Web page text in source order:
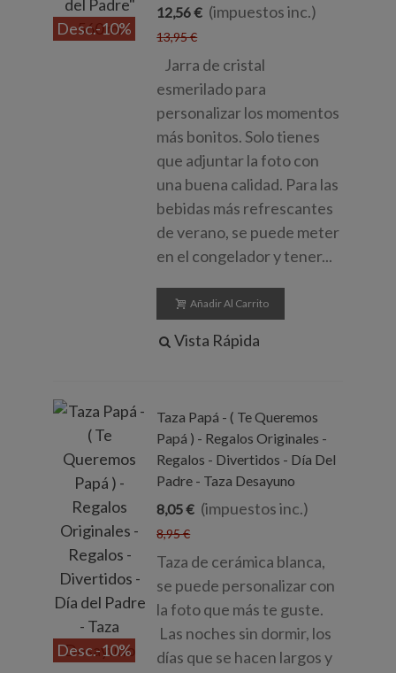
Desc.-10%
12,56 € (impuestos inc.)
13,95 €
Jarra de cristal
esmerilado para
personalizar los momentos
más bonitos. Solo tienes
que adjuntar la foto con
una buena calidad. Para las
bebidas más refrescantes
de verano, se puede meter
en el congelador y tener...
Añadir Al Carrito
Vista Rápida
Desc.-10%
Taza Papá - ( Te Queremos
Papá ) - Regalos Originales -
Regalos - Divertidos - Día Del
Padre - Taza Desayuno
8,05 € (impuestos inc.)
8,95 €
Taza de cerámica blanca,
se puede personalizar con
la foto que más te guste.
Las noches sin dormir, los
días que se hacen largos y